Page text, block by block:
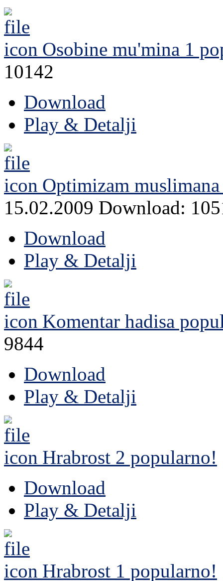
Osobine mu'mina 1
10142
Download
Play & Detalji
Optimizam
15.02.2009 Download:
Download
Play & Detalji
Komentar hadisa
9844
Download
Play & Detalji
Hrabrost 2 popularno!
Download
Play & Detalji
Hrabrost 1 popularno!